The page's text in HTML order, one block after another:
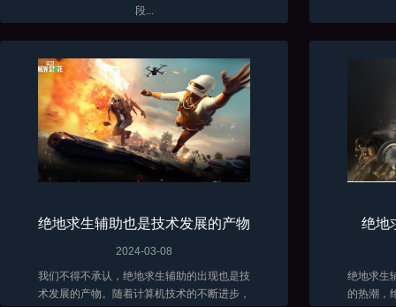
段...
绝地求生辅助也是技术发展的产物
2024-03-08
我们不得不承认，绝地求生辅助的出现也是技
术发展的产物。随着计算机技术的不断进步，
绝地
绝地求生
的热潮，